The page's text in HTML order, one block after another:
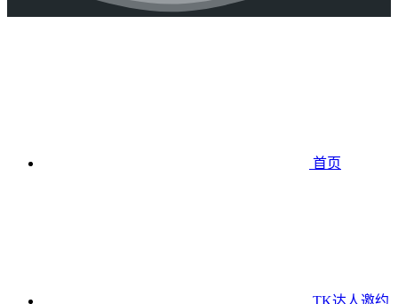
首页
TK达人邀约